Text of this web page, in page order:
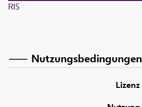
RIS
Nutzungsbedingungen
Lizenz